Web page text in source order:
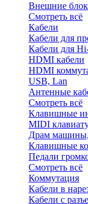
Внешние
Смотреть всё
Кабели
Кабели для
Кабели для
HDMI кабели
HDMI
USB, Lan
Антенные
Смотреть всё
Клавишные
MIDI
Драм
Клавишные
Педали
Смотреть всё
Коммутация
Кабели в
Кабели с